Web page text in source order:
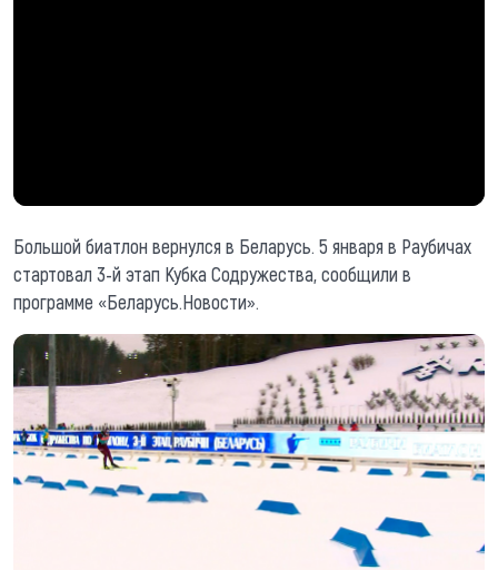
Большой биатлон вернулся в Беларусь. 5 января в Раубичах
стартовал 3-й этап Кубка Содружества, сообщили в
программе «Беларусь.Новости».